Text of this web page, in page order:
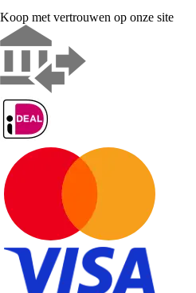
Koop met vertrouwen op onze site